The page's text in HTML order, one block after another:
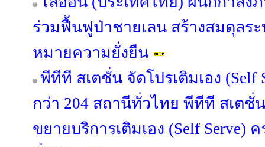
ร่วมฟื้นฟูป่าชายเลน สร้างสมดุลระ
หมายความยั่งยืน
พีทีที สเตชั่น จัดโปรเติมเอง (Self
กว่า 204 สถานีทั่วไทย พีทีที สเตชั่
ขยายบริการเติมเอง (Self Serve)